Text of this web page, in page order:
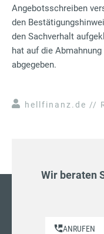
Angebotsschreiben
den
den Sachverhalt
hat auf die
abgegeben.
hellfinanz.de //
Wir beraten
ANRUFEN